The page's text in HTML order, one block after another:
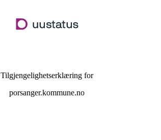
hovedinnhold
Tilgjengelighetserklæring for
porsanger.kommune.no